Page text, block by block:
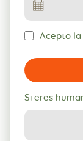
Acepto la
Si eres